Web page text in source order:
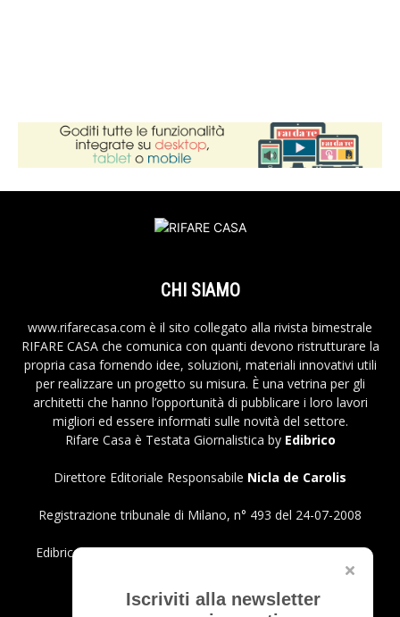
Iscriviti alla newsletter
CHI SIAMO
www.rifarecasa.com è il sito collegato alla rivista bimestrale
RIFARE CASA che comunica con quanti devono ristrutturare la
propria casa fornendo idee, soluzioni, materiali innovativi utili
per realizzare un progetto su misura. È una vetrina per gli
architetti che hanno l’opportunità di pubblicare i loro lavori
migliori ed essere informati sulle novità del settore.
Rifare Casa è Testata Giornalistica by Edibrico
Direttore Editoriale Responsabile Nicla de Carolis
Registrazione tribunale di Milano, n° 493 del 24-07-2008
Edibrico srl - Viale Emilio Caldara, 44 - 20122 Milano P.iva
Privacy Policy